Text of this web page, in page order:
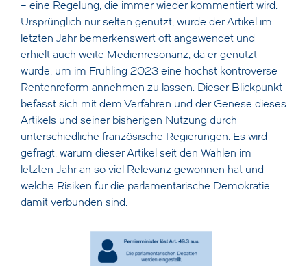
– eine Regelung, die immer wieder kommentiert wird.
Ursprünglich nur selten genutzt, wurde der Artikel im
letzten Jahr bemerkenswert oft angewendet und
erhielt auch weite Medienresonanz, da er genutzt
wurde, um im Frühling 2023 eine höchst kontroverse
Rentenreform annehmen zu lassen. Dieser Blickpunkt
befasst sich mit dem Verfahren und der Genese dieses
Artikels und seiner bisherigen Nutzung durch
unterschiedliche französische Regierungen. Es wird
gefragt, warum dieser Artikel seit den Wahlen im
letzten Jahr an so viel Relevanz gewonnen hat und
welche Risiken für die parlamentarische Demokratie
damit verbunden sind.